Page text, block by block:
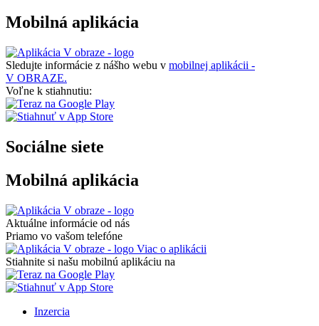
Mobilná aplikácia
Sledujte informácie z nášho webu v mobilnej aplikácii -
V OBRAZE.
Voľne k stiahnutiu:
Sociálne siete
Mobilná aplikácia
Aktuálne informácie od nás
Priamo vo vašom telefóne
Viac o aplikácii
Stiahnite si našu mobilnú aplikáciu na
Inzercia